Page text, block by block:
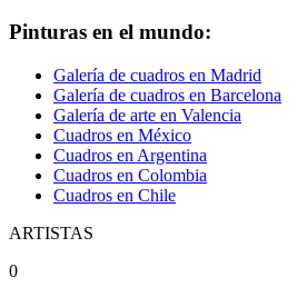
Pinturas en el mundo:
Galería de cuadros en Madrid
Galería de cuadros en Barcelona
Galería de arte en Valencia
Cuadros en México
Cuadros en Argentina
Cuadros en Colombia
Cuadros en Chile
ARTISTAS
0